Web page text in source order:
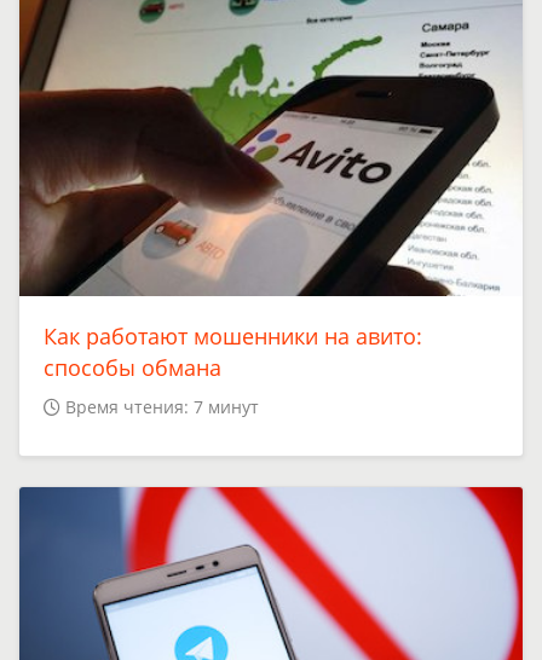
Как работают мошенники на авито:
способы обмана
Время чтения: 7 минут